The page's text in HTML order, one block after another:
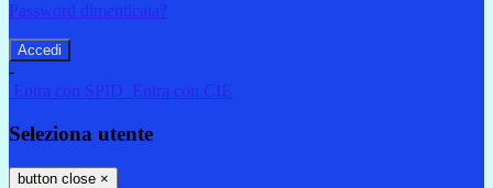
Password dimenticata?
-
Entra con SPID
Entra con CIE
Seleziona utente
button close ×